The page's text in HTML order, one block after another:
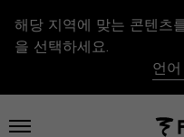
해당 지역에 맞는 콘텐츠
을 선택하세요.
언
메뉴 열기